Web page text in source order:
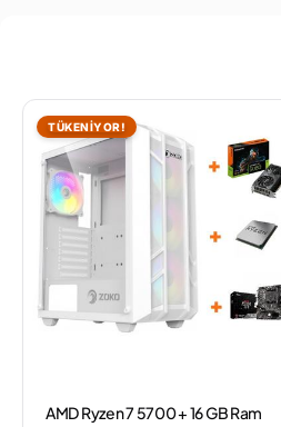
TÜKENİYOR!
AMD Ryzen 7 5700 + 16 GB Ram